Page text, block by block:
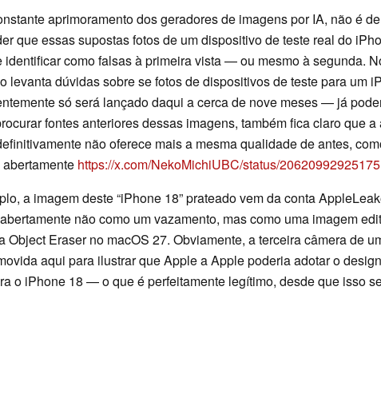
aprimoramento dos geradores de imagens por IA, não é
que essas supostas fotos de um dispositivo de teste real do
identificar como falsas à primeira vista — ou mesmo à segunda.
levanta dúvidas sobre se fotos de dispositivos de teste para um
só será lançado daqui a cerca de nove meses — já
fontes anteriores dessas imagens, também fica claro que a
não oferece mais a mesma qualidade de antes,
https://x.com/NekoMichiUBC/status/
a imagem deste “iPhone 18” prateado vem da conta
não como um vazamento, mas como uma imagem
Object Eraser no macOS 27. Obviamente, a terceira câmera de
aqui para ilustrar que Apple a Apple poderia adotar o
o iPhone 18 — o que é perfeitamente legítimo, desde que isso